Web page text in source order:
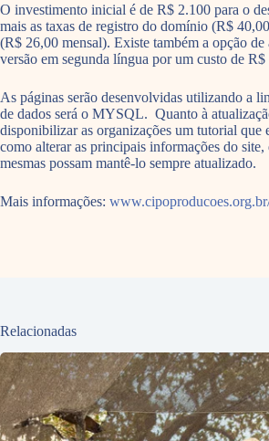
O investimento inicial é de R$ 2.100 para o
mais as taxas de registro do domínio (R$
(R$ 26,00 mensal). Existe também a opção de
versão em segunda língua por um custo de R$
As páginas serão desenvolvidas utilizando a
de dados será o MYSQL. Quanto à
disponibilizar as organizações um tutorial que
como alterar as principais informações do site,
mesmas possam mantê-lo sempre atualizado.
Mais informações:
Relacionadas